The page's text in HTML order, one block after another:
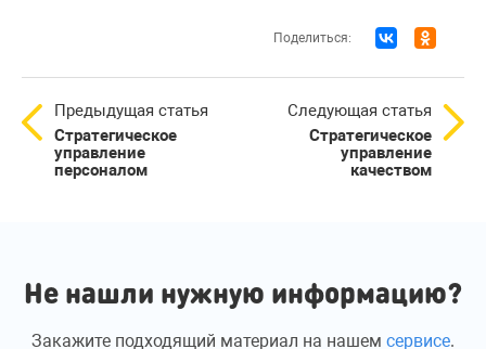
Поделиться:
Предыдущая статья
Стратегическое
управление
персоналом
Следующая статья
Стратегическое
управление
качеством
Не нашли нужную информацию?
Закажите подходящий материал на нашем сервисе.